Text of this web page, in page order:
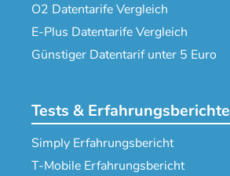
O2 Datentarife Vergleich
E-Plus Datentarife Vergleich
Günstiger Datentarif unter 5 Euro
Tests & Erfahrungsberichte
Simply Erfahrungsbericht
T-Mobile Erfahrungsbericht